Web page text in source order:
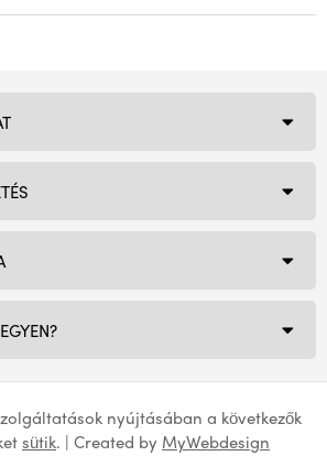
nyújtásában a következők
sütik. | Created by MyWebdesign